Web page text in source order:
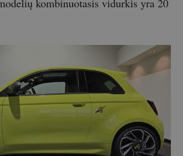
kombinuotasis vidurkis yra 20